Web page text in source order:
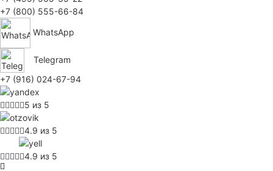
+7 (800) 555-66-84
WhatsApp
Telegram
+7 (916) 024-67-94
5 из 5
4.9 из 5
4.9 из 5